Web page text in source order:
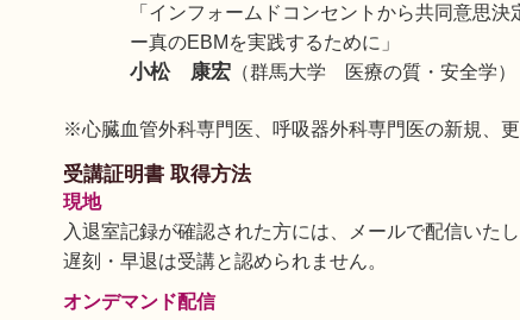
「インフォームドコンセントから共同意思
ー真のEBMを実践するために」
小松 康宏 （群馬大学 医療の質・安全学）
※心臓血管外科専門医、呼吸器外科専門医の新規、
受講証明書 取得方法
現地
入退室記録が確認された方には、メールで配信いた
遅刻・早退は受講と認められません。
オンデマンド配信